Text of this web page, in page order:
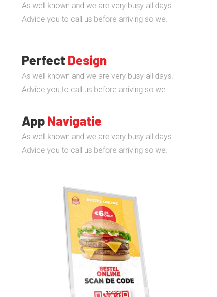
As well known and we are very busy all days.
Advice you to call us before arriving so we.
Perfect Design
As well known and we are very busy all days.
Advice you to call us before arriving so we.
App Navigatie
As well known and we are very busy all days.
Advice you to call us before arriving so we.